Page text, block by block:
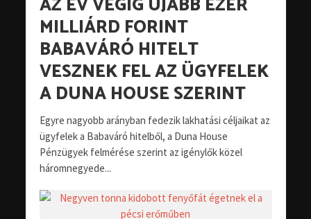
MILLIÁRD FORINT
BABAVÁRÓ HITELT
VESZNEK FEL AZ ÜGYFELEK
A DUNA HOUSE SZERINT
Egyre nagyobb arányban fedezik lakhatási céljaikat az
ügyfelek a Babaváró hitelből, a Duna House
Pénzügyek felmérése szerint az igénylők közel
háromnegyede...